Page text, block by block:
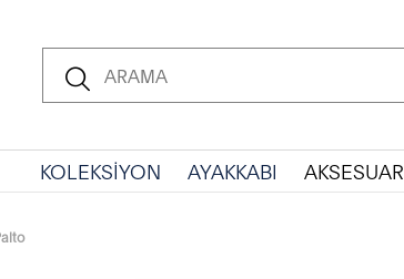
KOLEKSİYON AYAKKABI AKSESUAR